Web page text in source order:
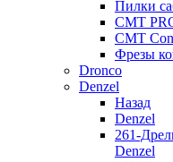
Пилки
CMT
CMT
Фрезы
Dronco
Denzel
Назад
Denzel
261-
Denzel